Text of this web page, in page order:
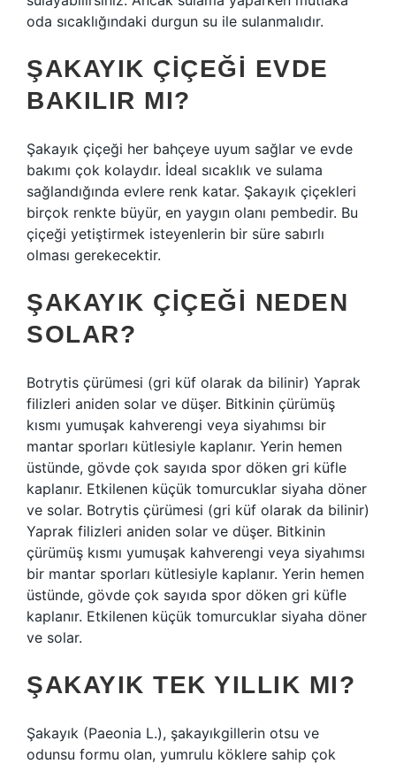
oda sıcaklığındaki durgun su ile sulanmalıdır.
ŞAKAYIK ÇIÇEĞI EVDE
BAKILIR MI?
Şakayık çiçeği her bahçeye uyum sağlar ve evde
bakımı çok kolaydır. İdeal sıcaklık ve sulama
sağlandığında evlere renk katar. Şakayık çiçekleri
birçok renkte büyür, en yaygın olanı pembedir. Bu
çiçeği yetiştirmek isteyenlerin bir süre sabırlı
olması gerekecektir.
ŞAKAYIK ÇIÇEĞI NEDEN
SOLAR?
Botrytis çürümesi (gri küf olarak da bilinir) Yaprak
filizleri aniden solar ve düşer. Bitkinin çürümüş
kısmı yumuşak kahverengi veya siyahımsı bir
mantar sporları kütlesiyle kaplanır. Yerin hemen
üstünde, gövde çok sayıda spor döken gri küfle
kaplanır. Etkilenen küçük tomurcuklar siyaha döner
ve solar. Botrytis çürümesi (gri küf olarak da bilinir)
Yaprak filizleri aniden solar ve düşer. Bitkinin
çürümüş kısmı yumuşak kahverengi veya siyahımsı
bir mantar sporları kütlesiyle kaplanır. Yerin hemen
üstünde, gövde çok sayıda spor döken gri küfle
kaplanır. Etkilenen küçük tomurcuklar siyaha döner
ve solar.
ŞAKAYIK TEK YILLIK MI?
Şakayık (Paeonia L.), şakayıkgillerin otsu ve
odunsu formu olan, yumrulu köklere sahip çok